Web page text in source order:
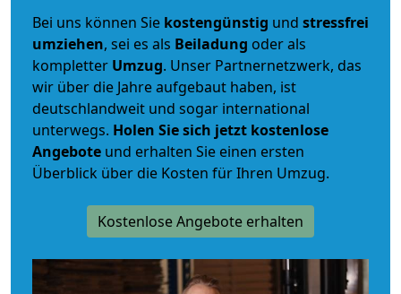
Bei uns können Sie kostengünstig und stressfrei
umziehen, sei es als Beiladung oder als
kompletter Umzug. Unser Partnernetzwerk, das
wir über die Jahre aufgebaut haben, ist
deutschlandweit und sogar international
unterwegs. Holen Sie sich jetzt kostenlose
Angebote und erhalten Sie einen ersten
Überblick über die Kosten für Ihren Umzug.
Kostenlose Angebote erhalten